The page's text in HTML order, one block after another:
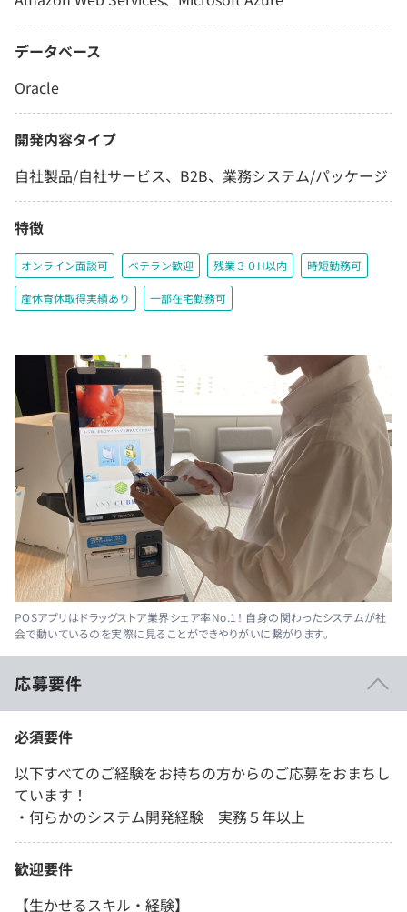
データベース
Oracle
開発内容タイプ
自社製品/自社サービス、B2B、業務システム/パッケージ
特徴
オンライン面談可 ベテラン歓迎 残業３０H以内 時短勤務可
産休育休取得実績あり 一部在宅勤務可
POSアプリはドラッグストア業界シェア率No.1！ 自身の関わったシステムが社
会で動いているのを実際に見ることができやりがいに繋がります。
応募要件
必須要件
以下すべてのご経験をお持ちの方からのご応募をおまちし
ています！
・何らかのシステム開発経験 実務５年以上
歓迎要件
【生かせるスキル・経験】